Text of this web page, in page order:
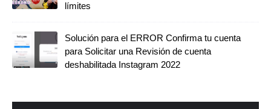
límites
Solución para el ERROR Confirma tu cuenta
para Solicitar una Revisión de cuenta
deshabilitada Instagram 2022